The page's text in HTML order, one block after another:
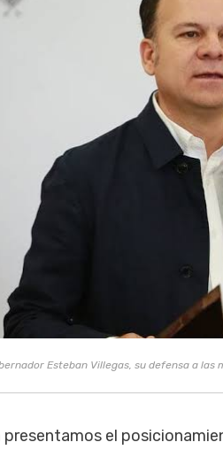
Esteban Villegas, su defensa a
el